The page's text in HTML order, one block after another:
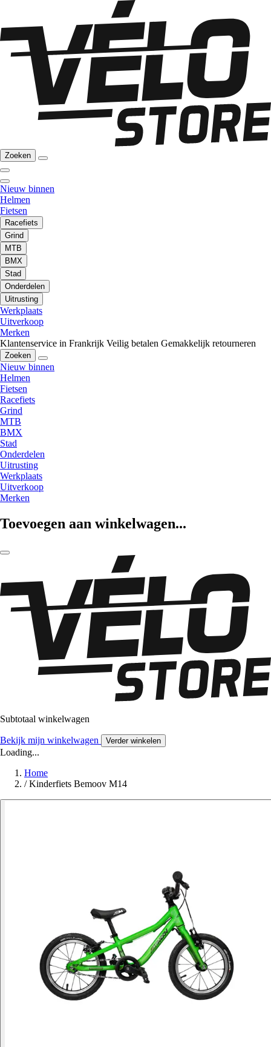
Zoeken
Nieuw binnen
Helmen
Fietsen
Racefiets
Grind
MTB
BMX
Stad
Onderdelen
Uitrusting
Werkplaats
Uitverkoop
Merken
Klantenservice in Frankrijk Veilig betalen Gemakkelijk retourneren
Zoeken
Nieuw binnen
Helmen
Fietsen
Racefiets
Grind
MTB
BMX
Stad
Onderdelen
Uitrusting
Werkplaats
Uitverkoop
Merken
Toevoegen aan winkelwagen...
Subtotaal winkelwagen
Bekijk mijn winkelwagen Verder winkelen
Loading...
Home
/ Kinderfiets Bemoov M14